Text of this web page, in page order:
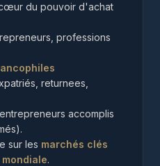
du pouvoir d'achat
professions
returnees,
accomplis
sur les marchés clés
.